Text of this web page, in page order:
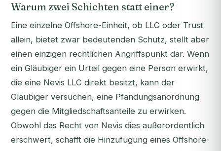
Warum zwei Schichten statt einer?
Eine einzelne Offshore-Einheit, ob LLC oder Trust
allein, bietet zwar bedeutenden Schutz, stellt aber
einen einzigen rechtlichen Angriffspunkt dar. Wenn
ein Gläubiger ein Urteil gegen eine Person erwirkt,
die eine Nevis LLC direkt besitzt, kann der
Gläubiger versuchen, eine Pfändungsanordnung
gegen die Mitgliedschaftsanteile zu erwirken.
Obwohl das Recht von Nevis dies außerordentlich
erschwert, schafft die Hinzufügung eines Offshore-